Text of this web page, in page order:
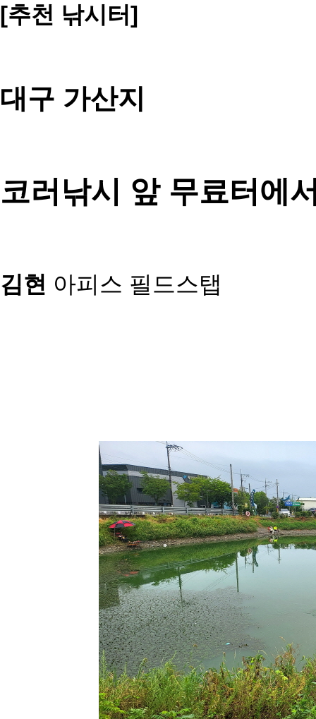
[추천 낚시터]
대구 가산지
코러낚시 앞 무료터에
김현 아피스 필드스탭